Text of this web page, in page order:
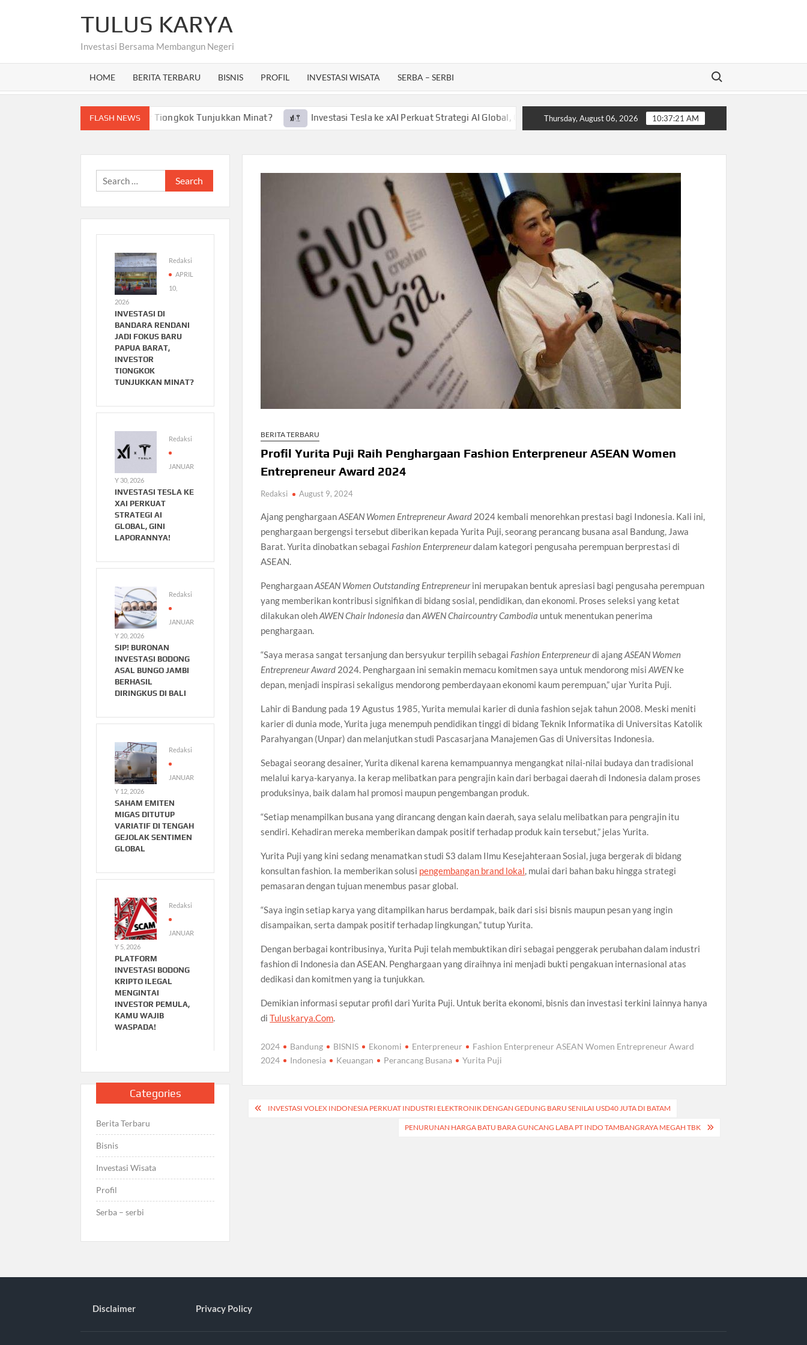
TULUS KARYA
Investasi Bersama Membangun Negeri
HOME BERITA TERBARU BISNIS PROFIL INVESTASI WISATA SERBA – SERBI
Search for:
FLASH NEWS
Baru Papua Barat, Investor Tiongkok Tunjukkan Minat? Investasi Tesla ke xAI Perkuat Strategi AI Global, Gini Laporannya! Sip! Buronan Investasi Bodong asal Bungo Jambi
Thursday, August 06, 2026 10:37:22 AM
BERITA TERBARU
Profil Yurita Puji Raih Penghargaan Fashion Enterpreneur ASEAN Women
Entrepreneur Award 2024
Redaksi August 9, 2024
Ajang penghargaanASEAN Women Entrepreneur Award 2024 kembali menorehkan prestasi bagi Indonesia. Kali ini,
penghargaan bergengsi tersebut diberikan kepada Yurita Puji, seorang perancang busana asal Bandung, Jawa
Barat. Yurita dinobatkan sebagai Fashion Enterpreneurdalam kategori pengusaha perempuan berprestasi di
ASEAN.
PenghargaanASEAN Women Outstanding Entrepreneurini merupakan bentuk apresiasi bagi pengusaha perempuan
yang memberikan kontribusi signifikan di bidang sosial, pendidikan, dan ekonomi. Proses seleksi yang ketat
dilakukan olehAWEN Chair Indonesia danAWEN Chaircountry Cambodia untuk menentukan penerima
penghargaan.
“Saya merasa sangat tersanjung dan bersyukur terpilih sebagai Fashion Enterpreneurdi ajangASEAN Women
Entrepreneur Award 2024. Penghargaan ini semakin memacu komitmen saya untuk mendorong misiAWEN ke
depan, menjadi inspirasi sekaligus mendorong pemberdayaan ekonomi kaum perempuan,” ujar Yurita Puji.
Lahir di Bandung pada 19 Agustus 1985, Yurita memulai karier di dunia fashion sejak tahun 2008. Meski meniti
karier di dunia mode, Yurita juga menempuh pendidikan tinggi di bidang Teknik Informatika di Universitas Katolik
Parahyangan (Unpar) dan melanjutkan studi Pascasarjana Manajemen Gas di Universitas Indonesia.
Sebagai seorang desainer, Yurita dikenal karena kemampuannya mengangkat nilai-nilai budaya dan tradisional
melalui karya-karyanya. Ia kerap melibatkan para pengrajin kain dari berbagai daerah di Indonesia dalam proses
produksinya, baik dalam hal promosi maupun pengembangan produk.
“Setiap menampilkan busana yang dirancang dengan kain daerah, saya selalu melibatkan para pengrajin itu
sendiri. Kehadiran mereka memberikan dampak positif terhadap produk kain tersebut,” jelas Yurita.
Yurita Puji yang kini sedang menamatkan studi S3 dalam Ilmu Kesejahteraan Sosial, juga bergerak di bidang
konsultan fashion. Ia memberikan solusi pengembangan brand lokal, mulai dari bahan baku hingga strategi
pemasaran dengan tujuan menembus pasar global.
“Saya ingin setiap karya yang ditampilkan harus berdampak, baik dari sisi bisnis maupun pesan yang ingin
disampaikan, serta dampak positif terhadap lingkungan,” tutup Yurita.
Dengan berbagai kontribusinya, Yurita Puji telah membuktikan diri sebagai penggerak perubahan dalam industri
fashion di Indonesia dan ASEAN. Penghargaan yang diraihnya ini menjadi bukti pengakuan internasional atas
dedikasi dan komitmen yang ia tunjukkan.
Demikian informasi seputar profil dari Yurita Puji. Untuk berita ekonomi, bisnis dan investasi terkini lainnya hanya
diTuluskarya.Com.
2024 Bandung BISNIS Ekonomi Enterpreneur
Fashion Enterpreneur ASEAN Women Entrepreneur Award
2024
Indonesia Keuangan Perancang Busana Yurita Puji
PostINVESTASI VOLEX INDONESIA PERKUAT INDUSTRI ELEKTRONIK DENGAN GEDUNG BARU SENILAI USD40 JUTA DI BATAM
PENURUNAN HARGA BATU BARA GUNCANG LABA PT INDO TAMBANGRAYA MEGAH TBK
Search
for:
Redaksi
APRIL
10,
2026
INVESTASI DI
BANDARA RENDANI
JADI FOKUS BARU
PAPUA BARAT,
INVESTOR
TIONGKOK
TUNJUKKAN MINAT?
Redaksi
JANUAR
Y 30, 2026
INVESTASI TESLA KE
XAI PERKUAT
STRATEGI AI
GLOBAL, GINI
LAPORANNYA!
Redaksi
JANUAR
Y 20, 2026
SIP! BURONAN
INVESTASI BODONG
ASAL BUNGO JAMBI
BERHASIL
DIRINGKUS DI BALI
Redaksi
JANUAR
Y 12, 2026
SAHAM EMITEN
MIGAS DITUTUP
VARIATIF DI TENGAH
GEJOLAK SENTIMEN
GLOBAL
Redaksi
JANUAR
Y 5, 2026
PLATFORM
INVESTASI BODONG
KRIPTO ILEGAL
MENGINTAI
INVESTOR PEMULA,
KAMU WAJIB
WASPADA!
Categories
Berita Terbaru
Bisnis
Investasi Wisata
Profil
Serba – serbi
Disclaimer Privacy Policy